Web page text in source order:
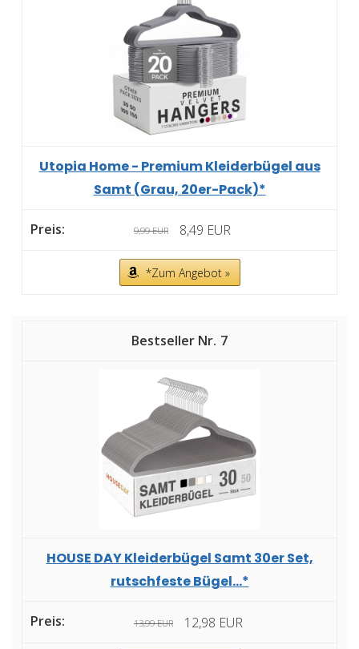
Utopia Home - Premium Kleiderbügel aus
Samt (Grau, 20er-Pack)*
9,99 EUR 8,49 EUR
*Zum Angebot »
7
HOUSE DAY Kleiderbügel Samt 30er Set,
rutschfeste Bügel...*
13,99 EUR 12,98 EUR